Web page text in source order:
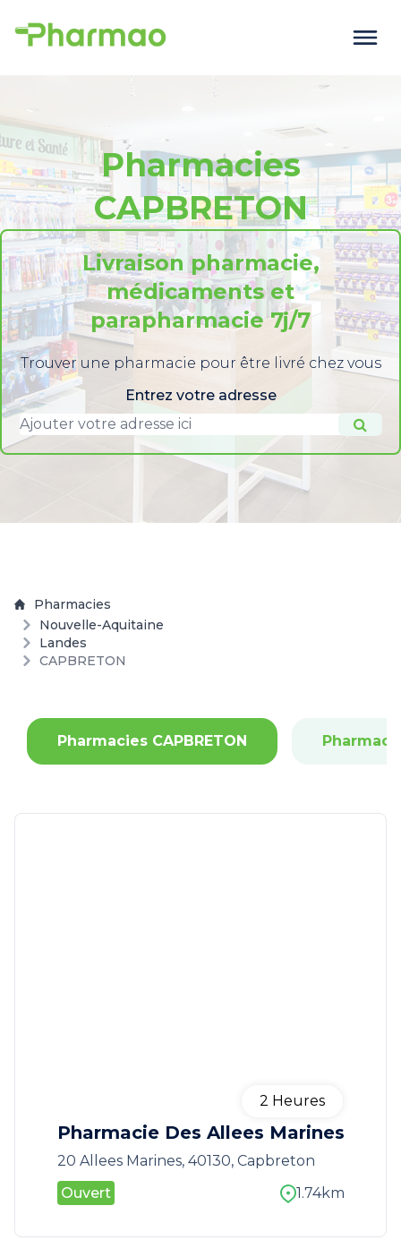
Pharmacies
CAPBRETON
Livraison pharmacie,
médicaments et
parapharmacie 7j/7
Trouver une pharmacie pour être livré chez vous
Entrez votre adresse
Pharmacies
Nouvelle-Aquitaine
Landes
CAPBRETON
Pharmacies CAPBRETON
Pharmacie Des Allees Marines
2 Heures
20 Allees Marines, 40130, Capbreton
Ouvert
1.74km